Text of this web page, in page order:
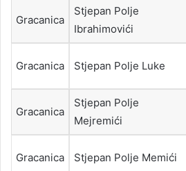
Gracanica
Stjepan Polje
Ibrahimovići
Gracanica Stjepan Polje Luke
Gracanica
Stjepan Polje
Mejremići
Gracanica Stjepan Polje Memići